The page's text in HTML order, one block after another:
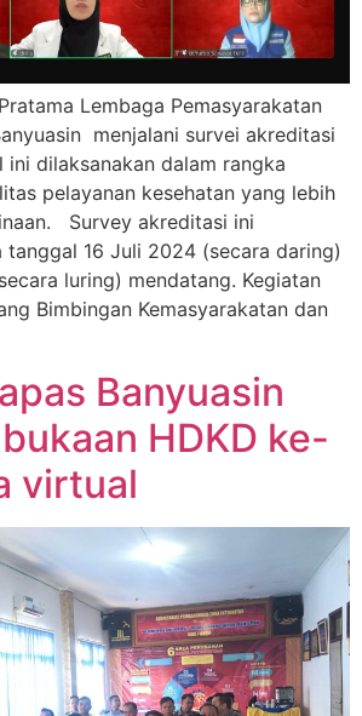
Lembaga Pemasyarakatan
menjalani survei akreditasi
ini dilaksanakan dalam rangka
pelayanan kesehatan yang lebih
Survey akreditasi ini
tanggal 16 Juli 2024 (secara daring)
luring) mendatang. Kegiatan
Bimbingan Kemasyarakatan dan
Banyuasin
HDKD ke-
virtual